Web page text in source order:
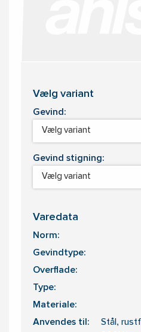
Vælg variant
Gevind:
Vælg variant
Gevind stigning:
Vælg variant
Varedata
Norm:
Gevindtype:
Overflade:
Type:
Materiale:
Anvendes til:
Stål,